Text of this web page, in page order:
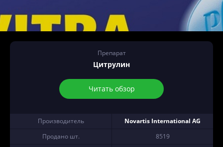
Препарат
Цитрулин
Читать обзор
Производитель
Novartis International AG
Продано шт.
8519